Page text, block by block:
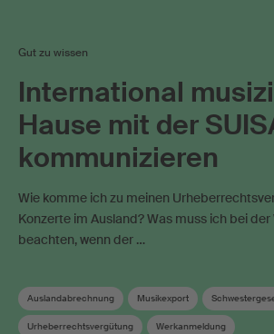
Gut zu wissen
International
Hause mit der
kommunizieren
Wie komme ich zu meinen
Konzerte im Ausland? Was muss ich bei
beachten, wenn der …
Auslandabrechnung Musikexport
Urheberrechtsvergütung Werkanmeldung